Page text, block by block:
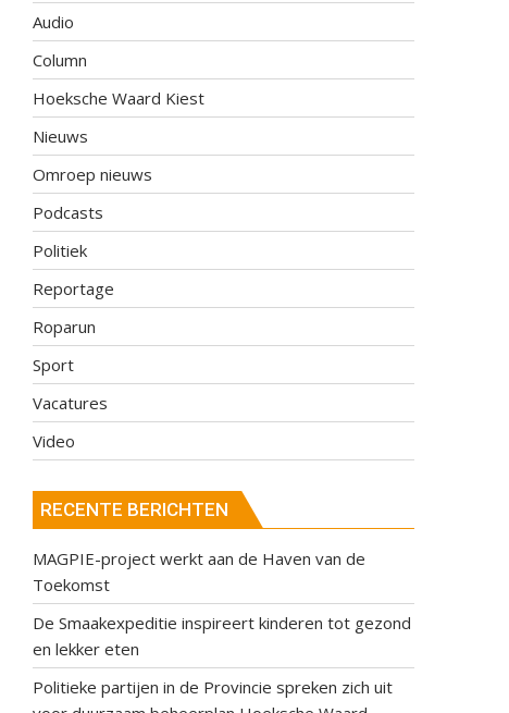
Audio
Column
Hoeksche Waard Kiest
Nieuws
Omroep nieuws
Podcasts
Politiek
Reportage
Roparun
Sport
Vacatures
Video
RECENTE BERICHTEN
MAGPIE-project werkt aan de Haven van de
Toekomst
De Smaakexpeditie inspireert kinderen tot gezond
en lekker eten
Politieke partijen in de Provincie spreken zich uit